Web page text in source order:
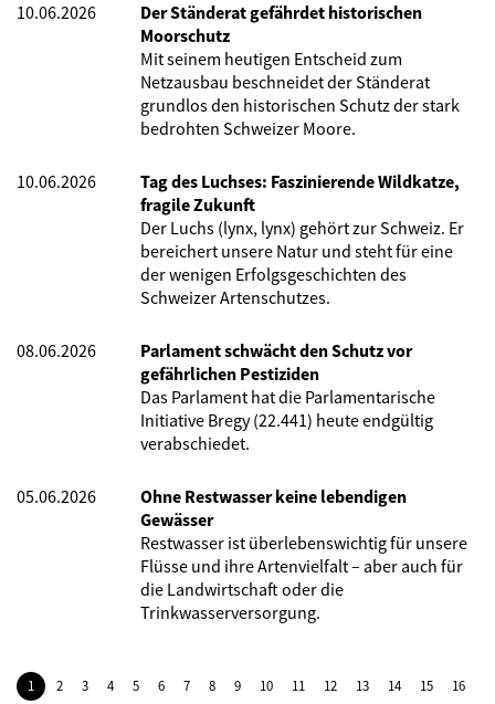
10.06.2026
Der Ständerat gefährdet historischen
Moorschutz
Mit seinem heutigen Entscheid zum
Netzausbau beschneidet der Ständerat
grundlos den historischen Schutz der stark
bedrohten Schweizer Moore.
10.06.2026
Tag des Luchses: Faszinierende Wildkatze,
fragile Zukunft
Der Luchs (lynx, lynx) gehört zur Schweiz. Er
bereichert unsere Natur und steht für eine
der wenigen Erfolgsgeschichten des
Schweizer Artenschutzes.
08.06.2026
Parlament schwächt den Schutz vor
gefährlichen Pestiziden
Das Parlament hat die Parlamentarische
Initiative Bregy (22.441) heute endgültig
verabschiedet.
05.06.2026
Ohne Restwasser keine lebendigen
Gewässer
Restwasser ist überlebenswichtig für unsere
Flüsse und ihre Artenvielfalt – aber auch für
die Landwirtschaft oder die
Trinkwasserversorgung.
1 2 3 4 5 6 7 8 9 10 11 12 13 14 15
16